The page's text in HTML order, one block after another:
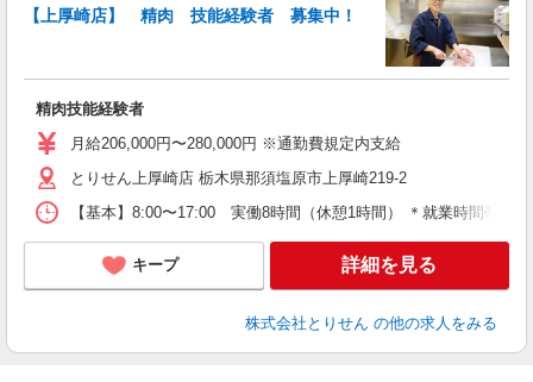
【上厚崎店】 精肉 技能経験者 募集中！
精肉技能経験者
月給206,000円〜280,000円 ※通勤費規定内支給
とりせん上厚崎店 栃木県那須塩原市上厚崎219-2
【基本】8:00〜17:00 実働8時間（休憩1時間） ＊就業時間帯は
キープ 詳細を見る
株式会社とりせん の他の求人をみる